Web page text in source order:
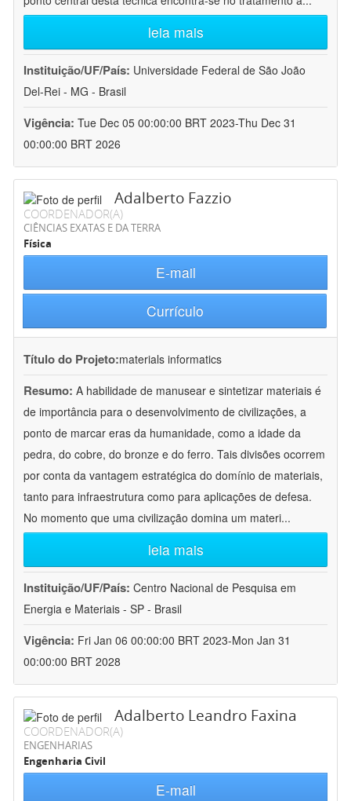
leia mais
Instituição/UF/País: Universidade Federal de São João
Del-Rei - MG - Brasil
Vigência: Tue Dec 05 00:00:00 BRT 2023-Thu Dec 31
00:00:00 BRT 2026
Adalberto Fazzio
COORDENADOR(A)
CIÊNCIAS EXATAS E DA TERRA
Física
E-mail
Currículo
Título do Projeto:materials informatics
Resumo: A habilidade de manusear e sintetizar materiais é
de importância para o desenvolvimento de civilizações, a
ponto de marcar eras da humanidade, como a idade da
pedra, do cobre, do bronze e do ferro. Tais divisões ocorrem
por conta da vantagem estratégica do domínio de materiais,
tanto para infraestrutura como para aplicações de defesa.
No momento que uma civilização domina um materi...
leia mais
Instituição/UF/País: Centro Nacional de Pesquisa em
Energia e Materiais - SP - Brasil
Vigência: Fri Jan 06 00:00:00 BRT 2023-Mon Jan 31
00:00:00 BRT 2028
Adalberto Leandro Faxina
COORDENADOR(A)
ENGENHARIAS
Engenharia Civil
E-mail